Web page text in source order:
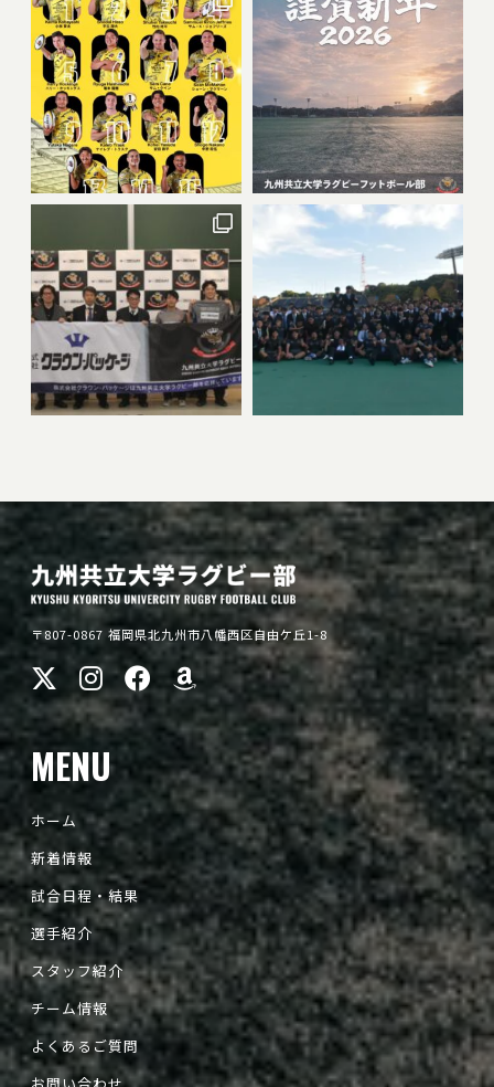
〒807-0867 福岡県北九州市八幡西区自由ケ丘1-8
MENU
ホーム
新着情報
試合日程・結果
選手紹介
スタッフ紹介
チーム情報
よくあるご質問